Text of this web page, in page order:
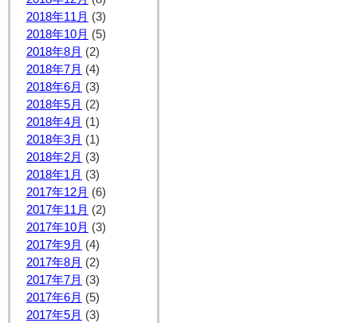
2018年11月 (3)
2018年10月 (5)
2018年8月 (2)
2018年7月 (4)
2018年6月 (3)
2018年5月 (2)
2018年4月 (1)
2018年3月 (1)
2018年2月 (3)
2018年1月 (3)
2017年12月 (6)
2017年11月 (2)
2017年10月 (3)
2017年9月 (4)
2017年8月 (2)
2017年7月 (3)
2017年6月 (5)
2017年5月 (3)